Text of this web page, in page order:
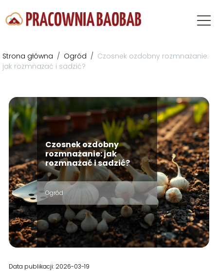
Strona główna / Ogród / Czosnek ozdobny rozmnażanie:
jak rozmnażać i sadzić?
Czosnek ozdobny
rozmnażanie: jak
rozmnażać i sadzić?
Ogród
Data publikacji: 2026-03-19